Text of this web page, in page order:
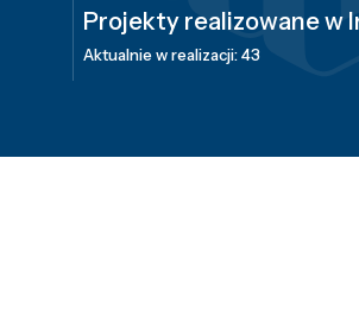
Projekty realizowane w
Aktualnie w realizacji: 43